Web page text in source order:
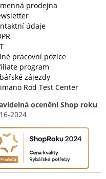
prodejna
údaje
pracovní pozice
program
zájezdy
Rod Test Center
ocenění Shop roku
2024